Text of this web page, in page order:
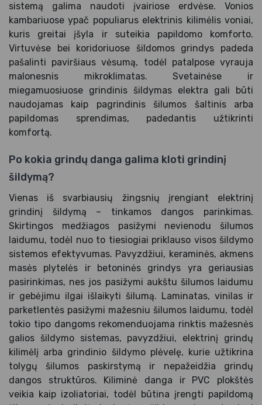
sistemą galima naudoti įvairiose erdvėse. Vonios
kambariuose ypač populiarus elektrinis kilimėlis voniai,
kuris greitai įšyla ir suteikia papildomo komforto.
Virtuvėse bei koridoriuose šildomos grindys padeda
pašalinti paviršiaus vėsumą, todėl patalpose vyrauja
malonesnis mikroklimatas. Svetainėse ir
miegamuosiuose grindinis šildymas elektra gali būti
naudojamas kaip pagrindinis šilumos šaltinis arba
papildomas sprendimas, padedantis užtikrinti
komfortą.
Po kokia grindų danga galima kloti grindinį
šildymą?
Vienas iš svarbiausių žingsnių įrengiant elektrinį
grindinį šildymą – tinkamos dangos parinkimas.
Skirtingos medžiagos pasižymi nevienodu šilumos
laidumu, todėl nuo to tiesiogiai priklauso visos šildymo
sistemos efektyvumas. Pavyzdžiui, keraminės, akmens
masės plytelės ir betoninės grindys yra geriausias
pasirinkimas, nes jos pasižymi aukštu šilumos laidumu
ir gebėjimu ilgai išlaikyti šilumą. Laminatas, vinilas ir
parketlentės pasižymi mažesniu šilumos laidumu, todėl
tokio tipo dangoms rekomenduojama rinktis mažesnės
galios šildymo sistemas, pavyzdžiui, elektrinį grindų
kilimėlį arba grindinio šildymo plėvelę, kurie užtikrina
tolygų šilumos paskirstymą ir nepažeidžia grindų
dangos struktūros. Kiliminė danga ir PVC plokštės
veikia kaip izoliatoriai, todėl būtina įrengti papildomą